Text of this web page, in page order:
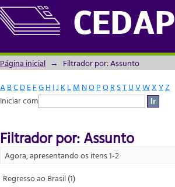
CEDAP
Filtrador por: Assunto
Página inicial → Filtrador por: Assunto
ABCDEFGH IJ KLM NOPQRSTUVWXYZ
Iniciar com
Filtrador por: Assunto
Agora, apresentando os itens 1-2
Regresso ao Brasil (1)